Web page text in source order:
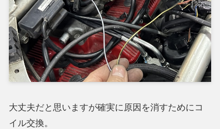
大丈夫だと思いますが確実に原因を消すためにコ
イル交換。